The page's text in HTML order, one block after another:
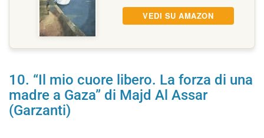
VEDI SU AMAZON
10. “Il mio cuore libero. La forza di una
madre a Gaza” di Majd Al Assar
(Garzanti)